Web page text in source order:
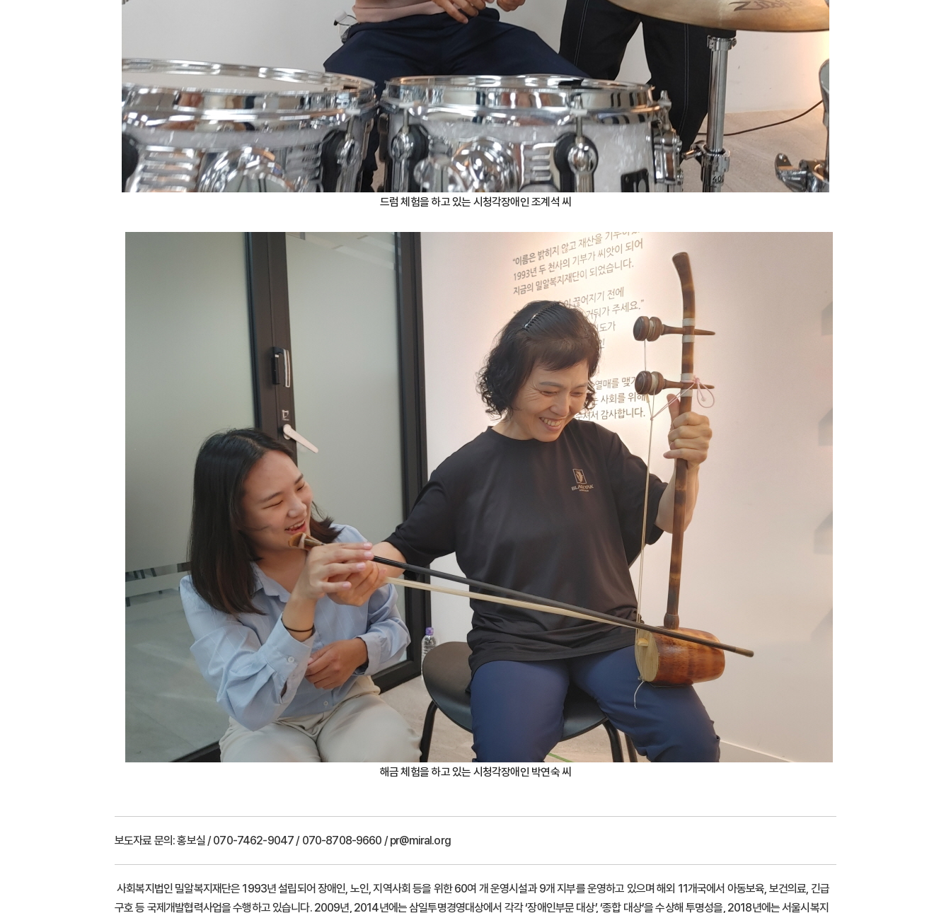
드럼 체험을 하고 있는 시청각장애인 조계석 씨
해금 체험을 하고 있는 시청각장애인 박연숙 씨
보도자료 문의:홍보실 / 070-7462-9047 / 070-8708-9660 / pr@miral.org
사회복지법인 밀알복지재단은 1993년 설립되어 장애인, 노인, 지역사회 등을 위한 60여 개 운영시설과 9개 지부를 운영하고 있으며 해외 11개국에서 아동보육, 보건의료, 긴급
구호 등 국제개발협력사업을 수행하고 있습니다. 2009년, 2014년에는 삼일투명경영대상에서 각각 ‘장애인부문 대상’, ‘종합 대상’을 수상해 투명성을, 2018년에는 서울시복지